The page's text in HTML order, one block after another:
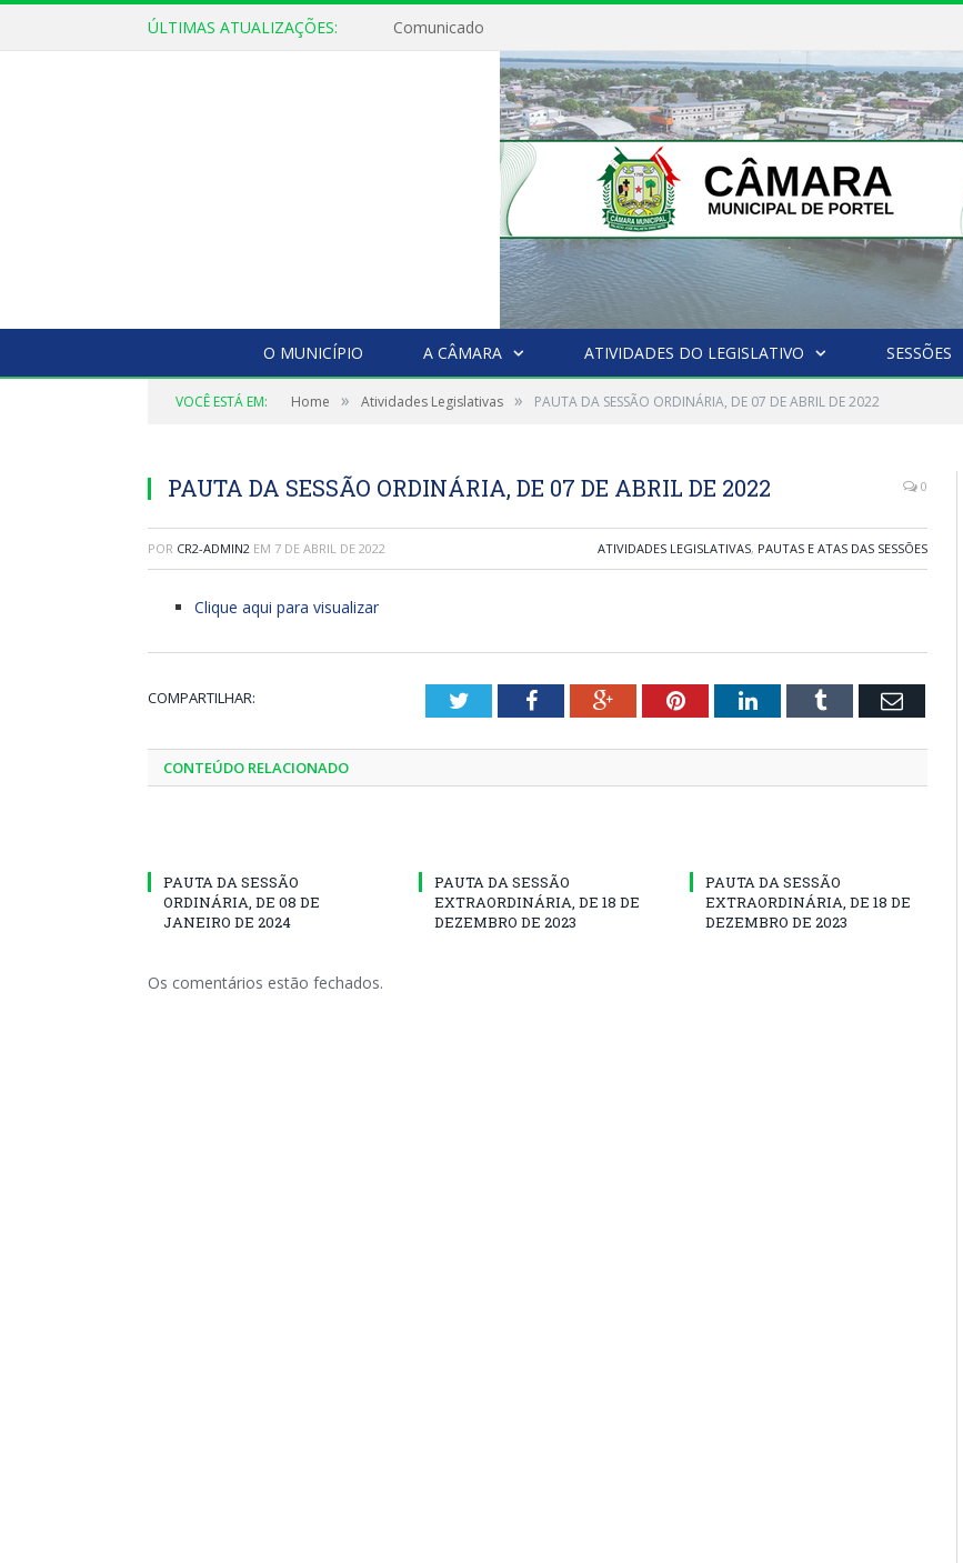
ÚLTIMAS ATUALIZAÇÕES: Comunicado
O MUNICÍPIO A CÂMARA ATIVIDADES DO LEGISLATIVO SESSÕES
VOCÊ ESTÁ EM: Home » Atividades Legislativas » PAUTA DA SESSÃO ORDINÁRIA, DE 07 DE ABRIL DE 2022
PAUTA DA SESSÃO ORDINÁRIA, DE 07 DE ABRIL DE 2022 0
POR CR2-ADMIN2 EM 7 DE ABRIL DE 2022 ATIVIDADES LEGISLATIVAS, PAUTAS E ATAS DAS SESSÕES
Clique aqui para visualizar
COMPARTILHAR: TwitterFacebookGoogle+PinterestLinkedInTumblr Email
CONTEÚDO RELACIONADO
PAUTA DA SESSÃO
ORDINÁRIA, DE 08 DE
JANEIRO DE 2024
PAUTA DA SESSÃO
EXTRAORDINÁRIA, DE 18 DE
DEZEMBRO DE 2023
PAUTA DA SESSÃO
EXTRAORDINÁRIA, DE 18 DE
DEZEMBRO DE 2023
Os comentários estão fechados.